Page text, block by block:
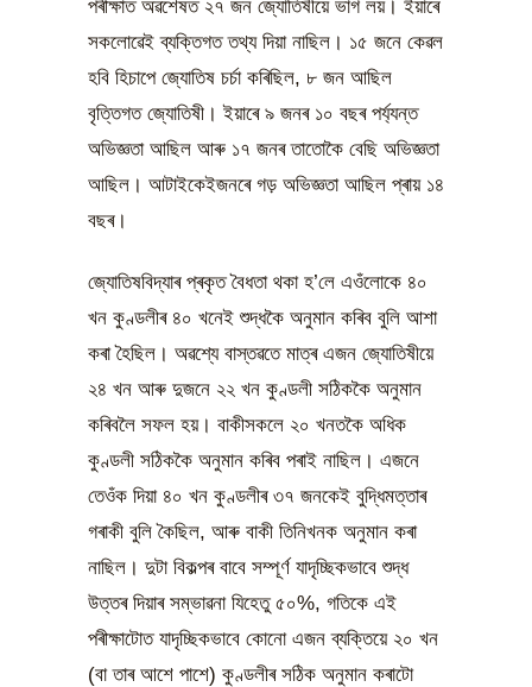
পৰীক্ষাত অৱশেষত ২৭ জন ‌জ্যোতিষীয়ে ভাগ লয়। ইয়াৰে
সকলোৱেই ব্যক্তিগত তথ্য দিয়া নাছিল। ১৫ জনে কেৱল
হবি হিচাপে জ্যোতিষ চৰ্চা কৰিছিল, ৮ জন আছিল
বৃত্তিগত জ্যোতিষী। ইয়াৰে ৯ জনৰ ১০ বছৰ পৰ্য্যন্ত
অভিজ্ঞতা আছিল আৰু ১৭ জনৰ তাতোকৈ বেছি অভিজ্ঞতা
আছিল। আটাইকেইজনৰে গড় অভিজ্ঞতা আছিল প্ৰায় ১৪
বছৰ।
‌জ্যোতিষবিদ্যাৰ প্ৰকৃত বৈধতা থকা হ’লে এওঁলোকে ৪০
খন কুণ্ডলীৰ ৪০ খনেই শুদ্ধকৈ অনুমান কৰিব বুলি আশা
কৰা হৈছিল। অৱশ্যে বাস্তৱতে মাত্ৰ এজন জ্যোতিষীয়ে
২৪ খন আৰু দুজনে ২২ খন কুণ্ডলী সঠিককৈ অনুমান
কৰিবলৈ সফল হয়। বাকীসকলে ২০ খনতকৈ অধিক
কুণ্ডলী সঠিককৈ অনুমান কৰিব পৰাই নাছিল। এজনে
তেওঁক দিয়া ৪০ খন কুণ্ডলীৰ ৩৭ জনকেই বুদ্ধিমত্তাৰ
গৰাকী বুলি কৈছিল, আৰু বাকী তিনিখনক অনুমান কৰা
নাছিল। দুটা বিকল্পৰ বাবে সম্পূৰ্ণ যাদৃচ্ছিকভাবে শুদ্ধ
উত্তৰ দিয়াৰ সম্ভাৱনা যিহেতু ৫০%, গতিকে এই
পৰীক্ষাটোত যাদৃচ্ছিকভাবে কোনো এজন ব্যক্তিয়ে ২০ খন
(বা তাৰ আশে পাশে) কুণ্ডলীৰ সঠিক অনুমান কৰাটো